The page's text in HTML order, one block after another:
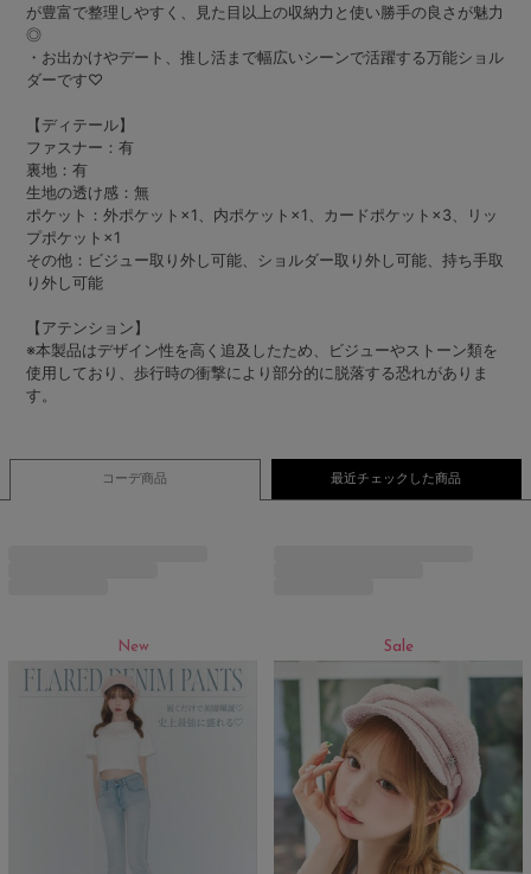
が豊富で整理しやすく、見た目以上の収納力と使い勝手の良さが魅力
◎
・お出かけやデート、推し活まで幅広いシーンで活躍する万能ショル
ダーです♡
【ディテール】
ファスナー：有
裏地：有
生地の透け感：無
ポケット：外ポケット×1、内ポケット×1、カードポケット×3、リッ
プポケット×1
その他：ビジュー取り外し可能、ショルダー取り外し可能、持ち手取
り外し可能
【アテンション】
※本製品はデザイン性を高く追及したため、ビジューやストーン類を
使用しており、歩行時の衝撃により部分的に脱落する恐れがありま
す。
コーデ商品 最近チェックした商品
New Sale